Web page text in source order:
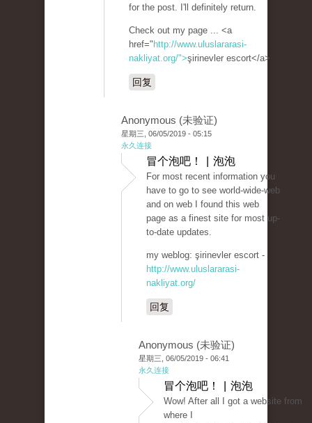
for the post. I'll definitely return.
Check out my page ... <a
href=" http://www.uluslararasi-
nakliyat.org/">şirinevler escort</a>
回复
Anonymous (未验证)
星期三, 06/05/2019 - 05:15
永久连接
冒个泡吧！ | 泡泡
For most recent information you
have to go to see world-wide-web
and on web I found this web
page as a finest site for most up-
to-date updates.
my weblog: şirinevler escort -
http://www.uluslararasi-
nakliyat.org/
回复
Anonymous (未验证)
星期三, 06/05/2019 - 06:41
永久连接
冒个泡吧！ | 泡泡
Wow! After all I got a website from
where I